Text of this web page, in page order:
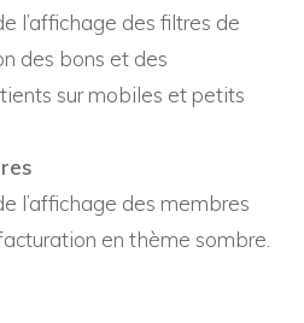
l’affichage des filtres de
des bons et des
sur mobiles et petits
l’affichage des membres
en thème sombre.